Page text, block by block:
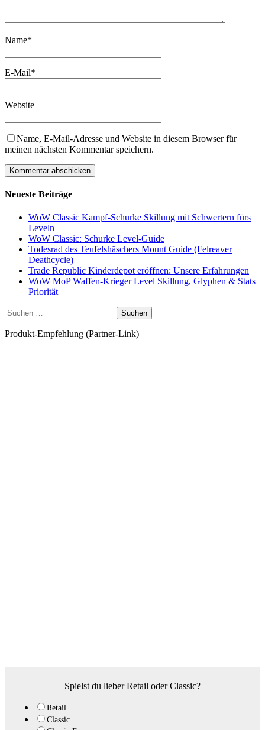
Name*
E-Mail*
Website
Name, E-Mail-Adresse und Website in diesem Browser für
meinen nächsten Kommentar speichern.
Neueste Beiträge
WoW Classic Kampf-Schurke Skillung mit Schwertern fürs
Leveln
WoW Classic: Schurke Level-Guide
Todesrad des Teufelshäschers Mount Guide (Felreaver
Deathcycle)
Trade Republic Kinderdepot eröffnen: Unsere Erfahrungen
WoW MoP Waffen-Krieger Level Skillung, Glyphen & Stats
Priorität
Suchen
nach:
Produkt-Empfehlung (Partner-Link)
Spielst du lieber Retail oder Classic?
Retail
Classic